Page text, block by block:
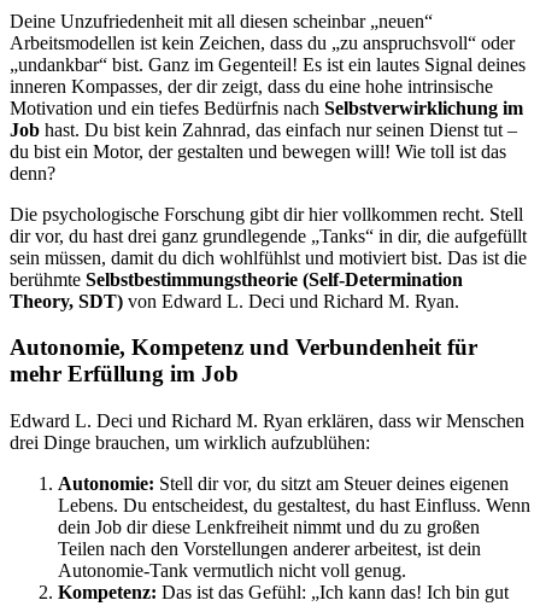
Deine Unzufriedenheit mit all diesen scheinbar „neuen“
Arbeitsmodellen ist kein Zeichen, dass du „zu anspruchsvoll“ oder
„undankbar“ bist. Ganz im Gegenteil! Es ist ein lautes Signal deines
inneren Kompasses, der dir zeigt, dass du eine hohe intrinsische
Motivation und ein tiefes Bedürfnis nach Selbstverwirklichung im
Job hast. Du bist kein Zahnrad, das einfach nur seinen Dienst tut –
du bist ein Motor, der gestalten und bewegen will! Wie toll ist das
denn?
Die psychologische Forschung gibt dir hier vollkommen recht. Stell
dir vor, du hast drei ganz grundlegende „Tanks“ in dir, die aufgefüllt
sein müssen, damit du dich wohlfühlst und motiviert bist. Das ist die
berühmte Selbstbestimmungstheorie (Self-Determination
Theory, SDT) von Edward L. Deci und Richard M. Ryan.
Autonomie, Kompetenz und Verbundenheit für
mehr Erfüllung im Job
Edward L. Deci und Richard M. Ryan erklären, dass wir Menschen
drei Dinge brauchen, um wirklich aufzublühen:
Autonomie: Stell dir vor, du sitzt am Steuer deines eigenen
Lebens. Du entscheidest, du gestaltest, du hast Einfluss. Wenn
dein Job dir diese Lenkfreiheit nimmt und du zu großen
Teilen nach den Vorstellungen anderer arbeitest, ist dein
Autonomie-Tank vermutlich nicht voll genug.
Kompetenz: Das ist das Gefühl: „Ich kann das! Ich bin gut